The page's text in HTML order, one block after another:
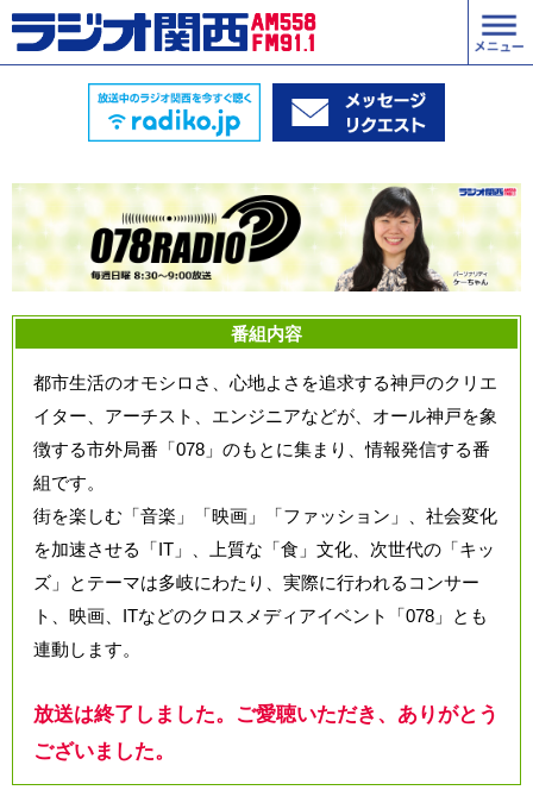
番組内容
都市生活のオモシロさ、心地よさを追求する神戸のクリエ
イター、アーチスト、エンジニアなどが、オール神戸を象
徴する市外局番「078」のもとに集まり、情報発信する番
組です。
街を楽しむ「音楽」「映画」「ファッション」、社会変化
を加速させる「IT」、上質な「食」文化、次世代の「キッ
ズ」とテーマは多岐にわたり、実際に行われるコンサー
ト、映画、ITなどのクロスメディアイベント「078」とも
連動します。
放送は終了しました。ご愛聴いただき、ありがとう
ございました。